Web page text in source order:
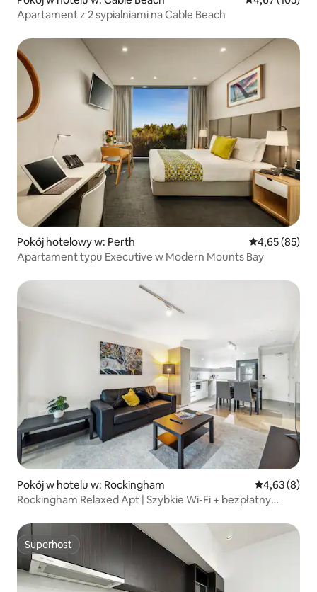
Apartament z 2 sypialniami na Cable Beach
Pokój hotelowy w: Perth Średnia
4,65 (85)
Apartament typu Executive w Modern Mounts Bay
Pokój w hotelu w: Rockingham Średnia
4,63 (8)
Rockingham Relaxed Apt | Szybkie Wi-Fi + bezpłatny
Superhost
Superhost